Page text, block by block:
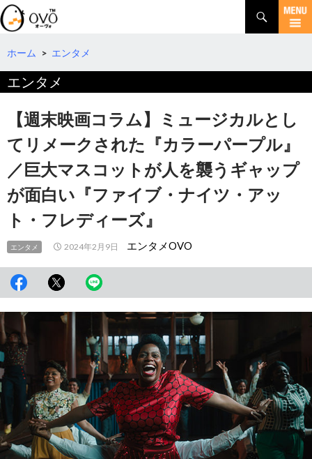
検
索
コ
テ
へ
ホーム > エンタメ
エンタメ
【週末映画コラム】ミュージカルとし
てリメークされた『カラーパープル』
／巨大マスコットが人を襲うギャップ
が面白い『ファイブ・ナイツ・アッ
ト・フレディーズ』
エンタメ 2024年2月9日 エンタメOVO